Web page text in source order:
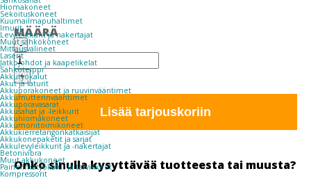
Hiomakoneet
Sekoituskoneet
Kuumailmapuhaltimet
Imurit
Levyleikkurit ja nakertajat
Muut sähkökoneet
Mittausvälineet
Laserit
Jatkojohdot ja kaapelikelat
Sähköteippi
Akkutyökalut
Akut ja laturit
Akkuporakoneet ja ruuvinvääntimet
Akkumutterinvääntimet
Akkuporavasarat
Akkusahat ja -leikkurit
Akkuhiomakoneet
Akkumonitoimikoneet
Akkukierretangonkatkaisijat
Akkukonepaketit ja sarjat
Akkulevyleikkurit ja -nakertajat
Betonivibra
Muut akkukoneet
Paineilmatyökalut ja tarvikkeet
Kompressorit
MÄÄRÄ
MAKITA
IMURINPUSSI,
5KPL
määrä
-
+
Lisää tarjouskoriin
Onko sinulla kysyttävää tuotteesta tai muusta?